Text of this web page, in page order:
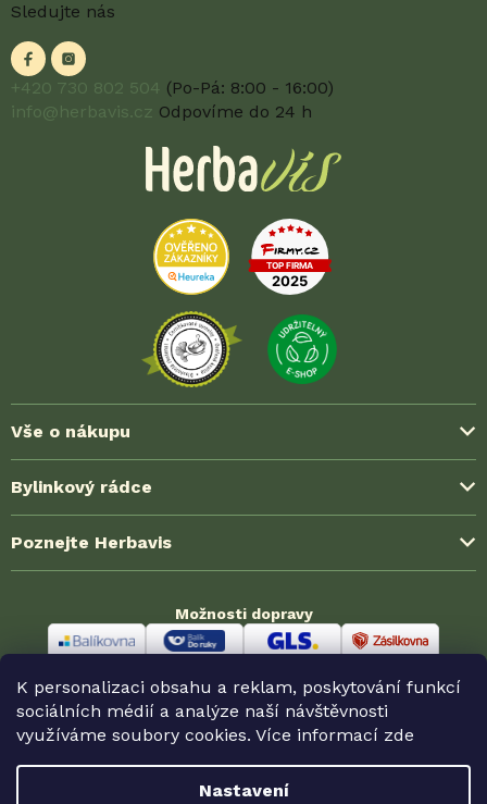
K personalizaci obsahu a reklam, poskytování funkcí
sociálních médií a analýze naší návštěvnosti
využíváme soubory cookies. Více informací zde
Nastavení
Sledujte nás
+420 730 802 504 (Po-Pá: 8:00 - 16:00)
info@herbavis.cz Odpovíme do 24 h
Vše o nákupu
Způsoby platby
Možnosti dopravy
Jak nakoupit?
Ochrana soukromí (GDPR)
Reklamace a vrácení
Odstoupení od smlouvy
Bylinkový rádce
Blog ze světa bylinek
Časté dotazy (FAQ)
Velkoobchodní spolupráce
Poznejte Herbavis
Kontakt
Možnosti dopravy
Možnosti platby